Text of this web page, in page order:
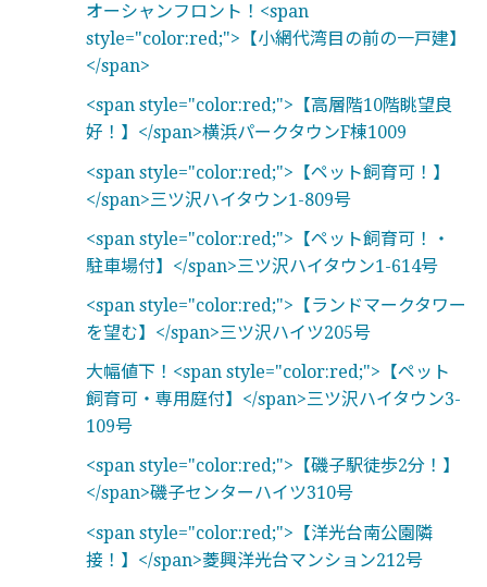
オーシャンフロント！<span
style="color:red;">【小網代湾目の前の一戸建】
</span>
<span style="color:red;">【高層階10階眺望良
好！】</span>横浜パークタウンF棟1009
<span style="color:red;">【ペット飼育可！】
</span>三ツ沢ハイタウン1-809号
<span style="color:red;">【ペット飼育可！・
駐車場付】</span>三ツ沢ハイタウン1-614号
<span style="color:red;">【ランドマークタワー
を望む】</span>三ツ沢ハイツ205号
大幅値下！<span style="color:red;">【ペット
飼育可・専用庭付】</span>三ツ沢ハイタウン3-
109号
<span style="color:red;">【磯子駅徒歩2分！】
</span>磯子センターハイツ310号
<span style="color:red;">【洋光台南公園隣
接！】</span>菱興洋光台マンション212号